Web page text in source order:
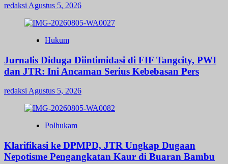
redaksi Agustus 5, 2026
Hukum
Jurnalis Diduga Diintimidasi di FIF Tangcity, PWI
dan JTR: Ini Ancaman Serius Kebebasan Pers
redaksi Agustus 5, 2026
Polhukam
Klarifikasi ke DPMPD, JTR Ungkap Dugaan
Nepotisme Pengangkatan Kaur di Buaran Bambu